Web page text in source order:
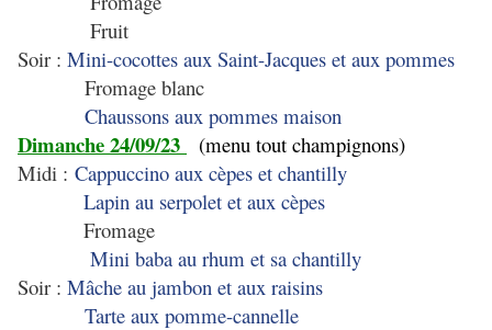
Fruit
Soir : Mini-cocottes aux Saint-Jacques et aux pommes
Fromage blanc
Chaussons aux pommes maison
Dimanche 24/09/23
(menu tout champignons)
Midi : Cappuccino aux cèpes et chantilly
Lapin au serpolet et aux cèpes
Fromage
Mini baba au rhum et sa chantilly
Soir : Mâche au jambon et aux raisins
Tarte aux pomme-cannelle